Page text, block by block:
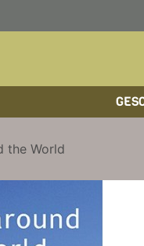
the World